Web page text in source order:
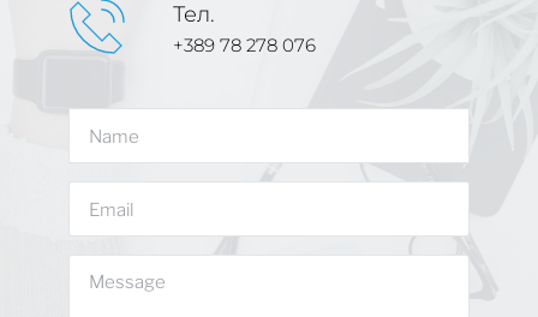
Тел.
+389 78 278 076